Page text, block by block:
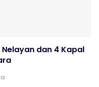
dan 4 Kapal